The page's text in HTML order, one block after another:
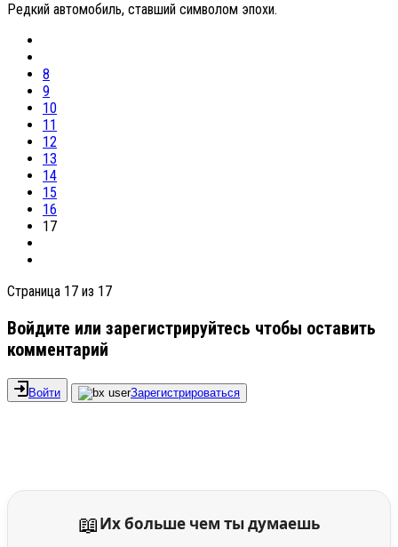
Редкий автомобиль, ставший символом эпохи.
8
9
10
11
12
13
14
15
16
17
Страница 17 из 17
Войдите или зарегистрируйтесь чтобы оставить
комментарий
Войти Зарегистрироваться
📖Их больше чем ты думаешь